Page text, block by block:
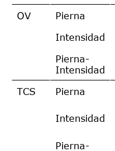
OV Pierna
Intensidad
Pierna-
Intensidad
TCS Pierna
Intensidad
Pierna-